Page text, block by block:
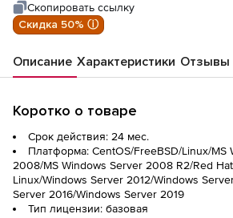
Скопировать ссылку
Скидка 50% ⓘ
Описание Характеристики Отзывы
Коротко о товаре
Срок действия: 24 мес.
Платформа: CentOS/FreeBSD/Linux/MS
2008/MS Windows Server 2008 R2/Red
Linux/Windows Server 2012/Windows
Server 2016/Windows Server 2019
Тип лицензии: базовая